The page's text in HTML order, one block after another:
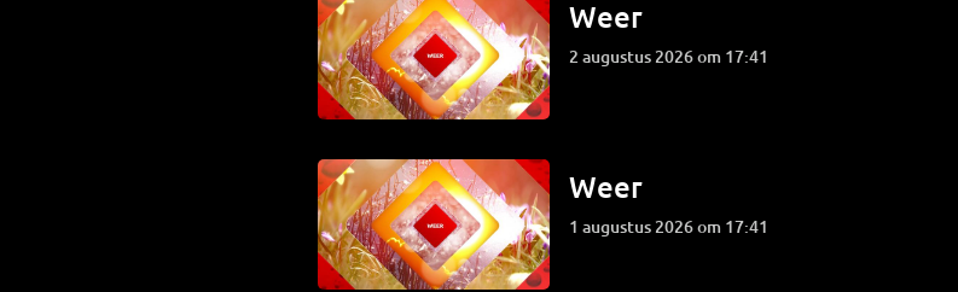
Weer
2 augustus 2026 om 17:41
Weer
1 augustus 2026 om 17:41